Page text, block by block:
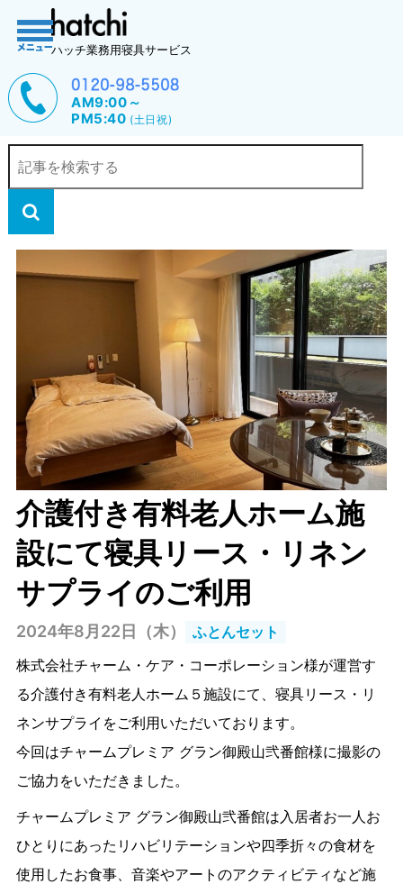
ハッチ業務用寝具サービス
AM9:00～
PM5:40 (土日祝)
介護付き有料老人ホーム施
設にて寝具リース・リネン
サプライのご利用
2024年8月22日（木）
ふとんセット
株式会社チャーム・ケア・コーポレーション様が運営す
る介護付き有料老人ホーム５施設にて、寝具リース・リ
ネンサプライをご利用いただいております。
今回はチャームプレミア グラン御殿山弐番館様に撮影の
ご協力をいただきました。
チャームプレミア グラン御殿山弐番館は入居者お一人お
ひとりにあったリハビリテーションや四季折々の食材を
使用したお食事、音楽やアートのアクティビティなど施